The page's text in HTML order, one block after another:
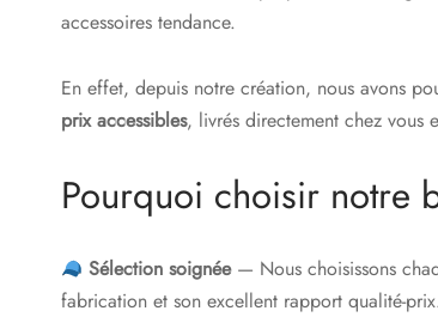
accessoires tendance.
En effet, depuis notre création, nous avons
prix accessibles, livrés directement chez vous
Pourquoi choisir notre
Sélection soignée— Nous choisissons
fabrication et son excellent rapport qualité-